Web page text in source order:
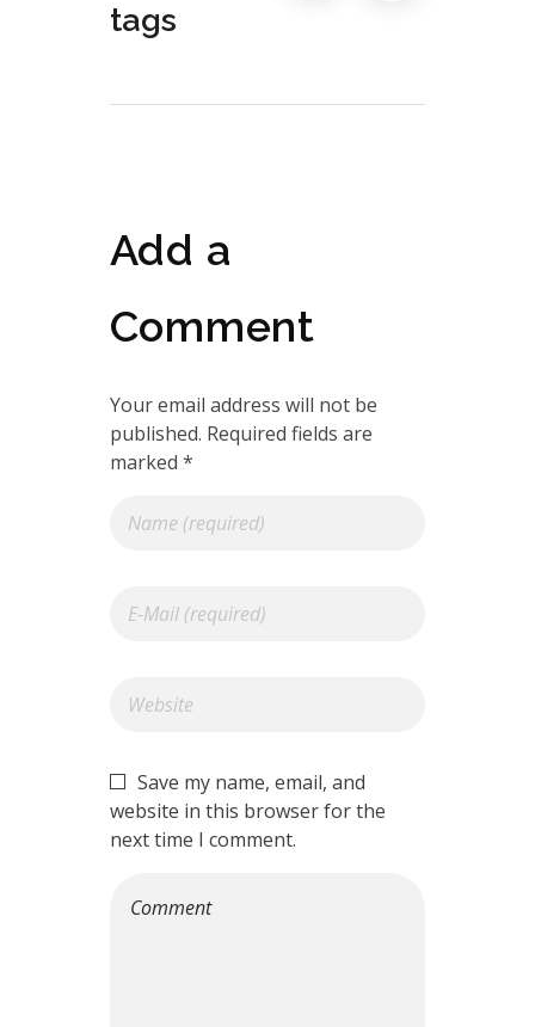
tags
Add a
Comment
Your email address will not be
published. Required fields are
marked *
Save my name, email, and
website in this browser for the
next time I comment.